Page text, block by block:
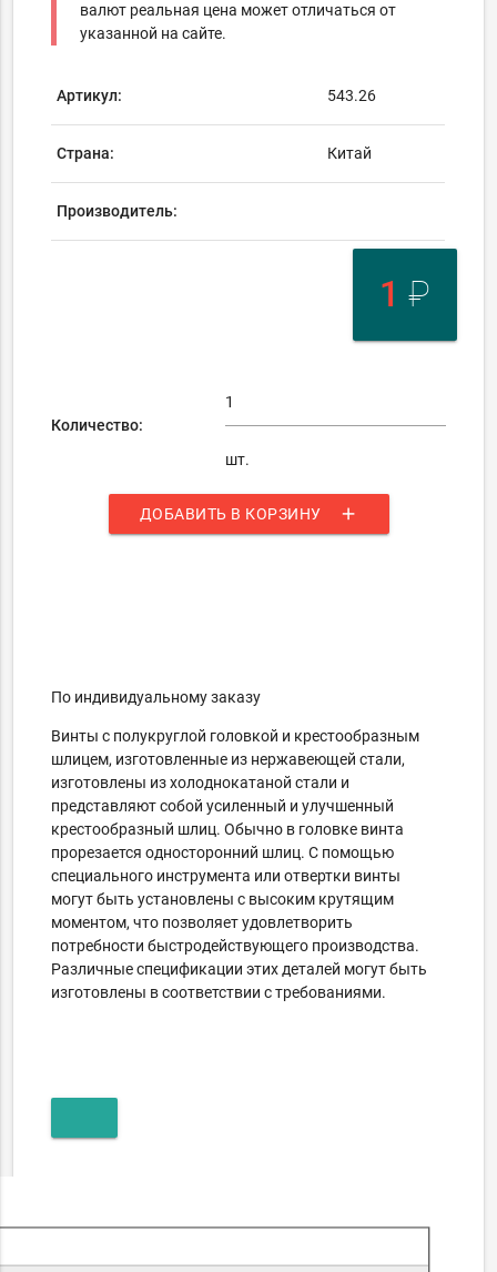
валют реальная цена может отличаться от
указанной на сайте.
Артикул: 543.26
Страна: Китай
Производитель:
1 ₽
Количество:
шт.
ДОБАВИТЬ В КОРЗИНУ add
По индивидуальному заказу
Винты с полукруглой головкой и крестообразным
шлицем, изготовленные из нержавеющей стали,
изготовлены из холоднокатаной стали и
представляют собой усиленный и улучшенный
крестообразный шлиц. Обычно в головке винта
прорезается односторонний шлиц. С помощью
специального инструмента или отвертки винты
могут быть установлены с высоким крутящим
моментом, что позволяет удовлетворить
потребности быстродействующего производства.
Различные спецификации этих деталей могут быть
изготовлены в соответствии с требованиями.